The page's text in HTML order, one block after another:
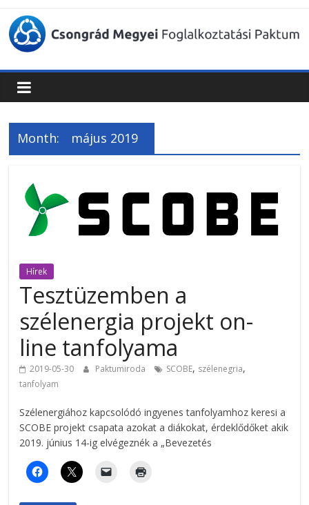
Csongrád
Megyei
Foglalkoztatási
Paktum
Month: május 2019
Hírek
Tesztüzemben a
szélenergia projekt on-
line tanfolyama
2019-05-30 Paktumiroda SCOBE, szélenegria,
tanfolyam
Szélenergiához kapcsolódó ingyenes tanfolyamhoz keresi a
SCOBE projekt csapata azokat a diákokat, érdeklődőket akik
2019. június 14-ig elvégeznék a „Bevezetés